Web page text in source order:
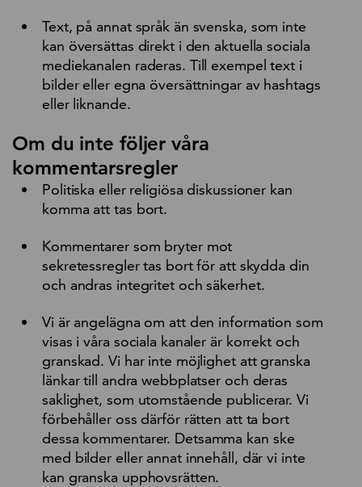
Text, på annat språk än svenska, som inte
kan översättas direkt i den aktuella sociala
mediekanalen raderas. Till exempel text i
bilder eller egna översättningar av hashtags
eller liknande.
Om du inte följer våra
kommentarsregler
Politiska eller religiösa diskussioner kan
komma att tas bort.
Kommentarer som bryter mot
sekretessregler tas bort för att skydda din
och andras integritet och säkerhet.
Vi är angelägna om att den information som
visas i våra sociala kanaler är korrekt och
granskad. Vi har inte möjlighet att granska
länkar till andra webbplatser och deras
saklighet, som utomstående publicerar. Vi
förbehåller oss därför rätten att ta bort
dessa kommentarer. Detsamma kan ske
med bilder eller annat innehåll, där vi inte
kan granska upphovsrätten.